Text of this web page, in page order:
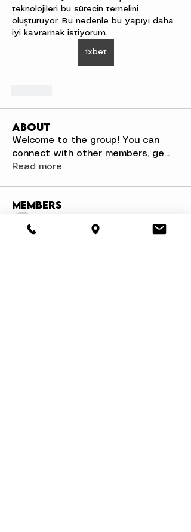
teknolojileri bu sürecin temelini
oluşturuyor. Bu nedenle bu yapıyı daha
iyi kavramak istiyorum.
1xbet
About
Welcome to the group! You can
connect with other members, ge...
Read more
Members
Mathias Nilsson
Mathias Nilsson Follow